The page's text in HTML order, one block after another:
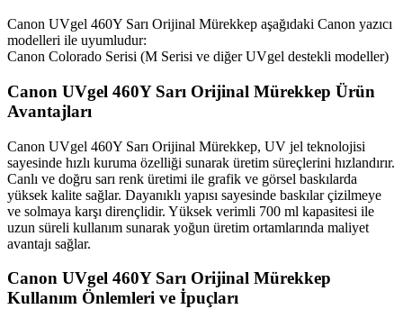
Canon UVgel 460Y Sarı Orijinal Mürekkep aşağıdaki Canon yazıcı
modelleri ile uyumludur:
Canon Colorado Serisi (M Serisi ve diğer UVgel destekli modeller)
Canon UVgel 460Y Sarı Orijinal Mürekkep Ürün
Avantajları
Canon UVgel 460Y Sarı Orijinal Mürekkep, UV jel teknolojisi
sayesinde hızlı kuruma özelliği sunarak üretim süreçlerini hızlandırır.
Canlı ve doğru sarı renk üretimi ile grafik ve görsel baskılarda
yüksek kalite sağlar. Dayanıklı yapısı sayesinde baskılar çizilmeye
ve solmaya karşı dirençlidir. Yüksek verimli 700 ml kapasitesi ile
uzun süreli kullanım sunarak yoğun üretim ortamlarında maliyet
avantajı sağlar.
Canon UVgel 460Y Sarı Orijinal Mürekkep
Kullanım Önlemleri ve İpuçları